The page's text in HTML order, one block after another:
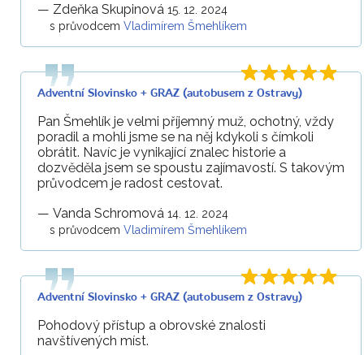
— Zdeňka Skupinová 15. 12. 2024
s průvodcem Vladimírem Šmehlíkem
Adventní Slovinsko + GRAZ (autobusem z Ostravy)
Pan Šmehlík je velmi příjemný muž, ochotný, vždy
poradil a mohli jsme se na něj kdykoli s čímkoli
obrátit. Navíc je vynikající znalec historie a
dozvěděla jsem se spoustu zajímavostí. S takovým
průvodcem je radost cestovat.
— Vanda Schromová 14. 12. 2024
s průvodcem Vladimírem Šmehlíkem
Adventní Slovinsko + GRAZ (autobusem z Ostravy)
Pohodový přístup a obrovské znalosti
navštívených míst.